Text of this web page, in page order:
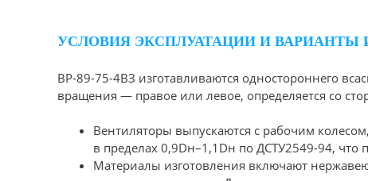
УСЛОВИЯ ЭКСПЛУАТАЦИИ И ВАРИАНТЫ
ВР-89-75-4ВЗ изготавливаются одностороннего
вращения — правое или левое, определяется со
Вентиляторы выпускаются с рабочим
в пределах 0,9Dн–1,1Dн по ДСТУ2549-94, что
Материалы изготовления включают